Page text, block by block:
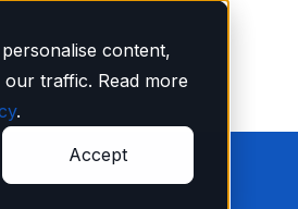
content,
traffic. Read more
.
Accept